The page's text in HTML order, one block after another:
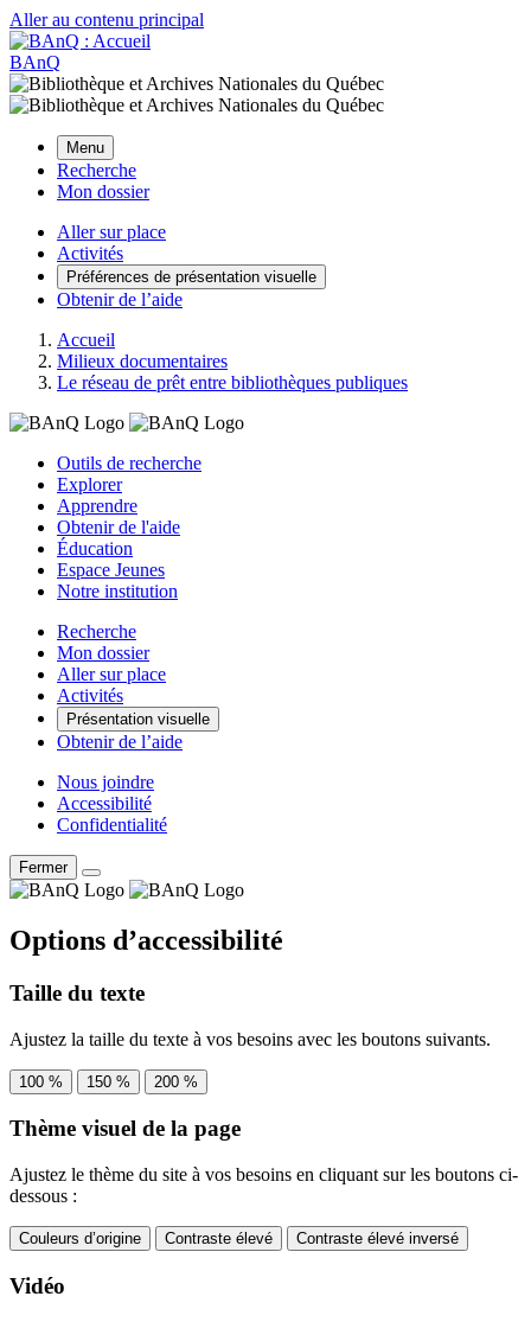
Aller au contenu principal
BAnQ
Menu
Recherche
Mon dossier
Aller sur place
Activités
Préférences de présentation visuelle
Obtenir de l’aide
Accueil
Milieux documentaires
Le réseau de prêt entre bibliothèques publiques
Outils de recherche
Explorer
Apprendre
Obtenir de l'aide
Éducation
Espace Jeunes
Notre institution
Recherche
Mon dossier
Aller sur place
Activités
Présentation visuelle
Obtenir de l’aide
Nous joindre
Accessibilité
Confidentialité
Fermer
Options d’accessibilité
Taille du texte
Ajustez la taille du texte à vos besoins avec les boutons suivants.
100 % 150 % 200 %
Thème visuel de la page
Ajustez le thème du site à vos besoins en cliquant sur les boutons ci-
dessous :
Couleurs d’origine Contraste élevé Contraste élevé inversé
Vidéo